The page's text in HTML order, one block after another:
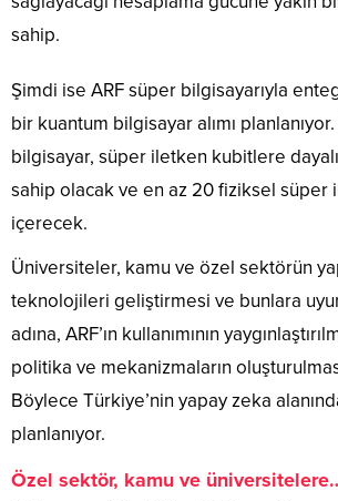
sahip.
Şimdi ise ARF süper bilgisayarıyla
bir kuantum bilgisayar alımı
bilgisayar, süper iletken kubitlere
sahip olacak ve en az 20 fiziksel süper
içerecek.
Üniversiteler, kamu ve özel sektörün
teknolojileri geliştirmesi ve bunlara
adına, ARF’ın kullanımının
politika ve mekanizmaların
Böylece Türkiye’nin yapay zeka
planlanıyor.
Özel sektör, kamu ve